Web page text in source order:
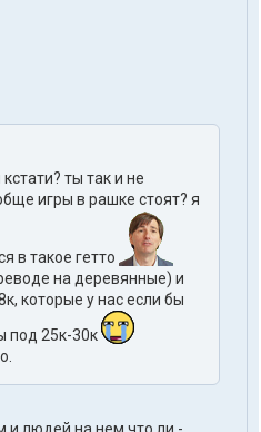
кстати? ты так и не
игры в рашке стоят? я
в такое гетто
на деревянные) и
которые у нас если бы
под 25к-30к